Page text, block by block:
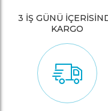
3 İŞ GÜNÜ
KARGO